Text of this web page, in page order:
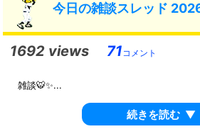
今日の雑談スレッド
1692 views 71コメント
雑談🐯✨...
続きを読む ▼